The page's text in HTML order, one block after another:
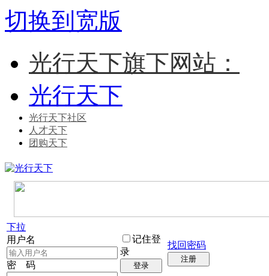
切换到宽版
光行天下旗下网站：
光行天下
光行天下社区
人才天下
团购天下
下拉
用户名
密 码
记住登
录
登录
找回密码
注册